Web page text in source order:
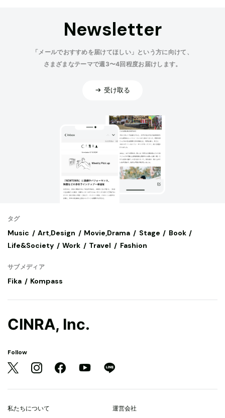
Newsletter
「メールでおすすめを届けてほしい」という方に向けて、
さまざまなテーマで週3〜4回程度お届けします。
受け取る
タグ
Music Art,Design Movie,Drama Stage
Book
Life&Society
Work Travel Fashion
サブメディア
Fika Kompass
CINRA, Inc.
Follow
私たちについて 運営会社